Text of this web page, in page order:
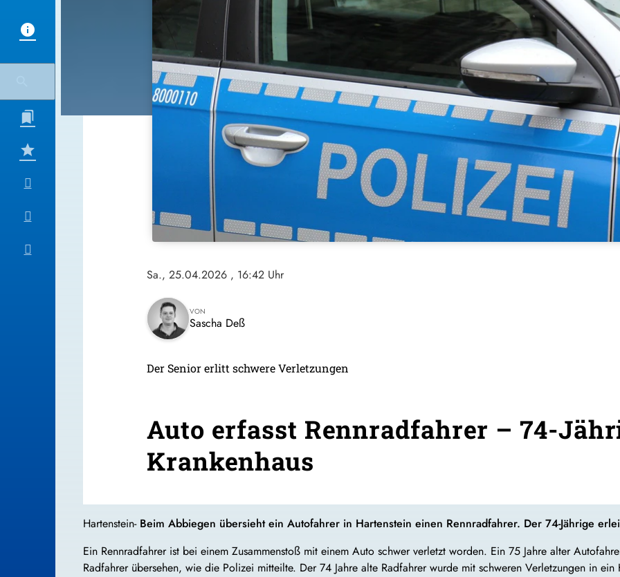
Sa., 25.04.2026 , 16:42 Uhr
VON
Sascha Deß
Der Senior erlitt schwere Verletzungen
Auto erfasst Rennradfahrer – 74-
Krankenhaus
Hartenstein- Beim Abbiegen übersieht ein Autofahrer in Hartenstein einen Rennradfahrer. Der 74-Jährige
Ein Rennradfahrer ist bei einem Zusammenstoß mit einem Auto schwer verletzt worden. Ein 75 Jahre alter
Radfahrer übersehen, wie die Polizei mitteilte. Der 74 Jahre alte Radfahrer wurde mit schweren Verletzungen in ein